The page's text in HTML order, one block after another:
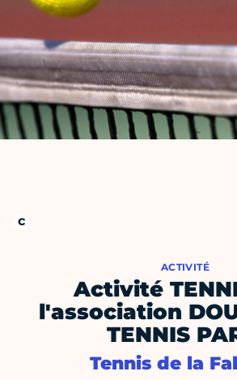
ACTIVITÉ
Activité
l'association
TENNIS
Tennis de la